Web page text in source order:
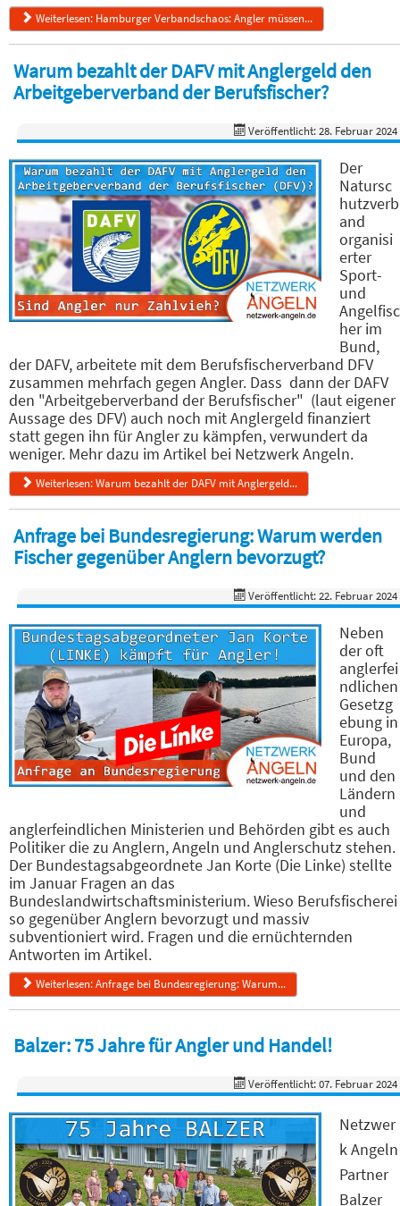
Weiterlesen: Hamburger Verbandschaos: Angler müssen...
Warum bezahlt der DAFV mit Anglergeld den
Arbeitgeberverband der Berufsfischer?
Veröffentlicht: 28. Februar 2024
Der
Natursc
hutzverb
and
organisi
erter
Sport-
und
Angelfisc
her im
Bund,
der DAFV, arbeitete mit dem Berufsfischerverband DFV
zusammen mehrfach gegen Angler. Dass dann der DAFV
den "Arbeitgeberverband der Berufsfischer" (laut eigener
Aussage des DFV) auch noch mit Anglergeld finanziert
statt gegen ihn für Angler zu kämpfen, verwundert da
weniger. Mehr dazu im Artikel bei Netzwerk Angeln.
Weiterlesen: Warum bezahlt der DAFV mit Anglergeld...
Anfrage bei Bundesregierung: Warum werden
Fischer gegenüber Anglern bevorzugt?
Veröffentlicht: 22. Februar 2024
Neben
der oft
anglerfei
ndlichen
Gesetzg
ebung in
Europa,
Bund
und den
Ländern
und
anglerfeindlichen Ministerien und Behörden gibt es auch
Politiker die zu Anglern, Angeln und Anglerschutz stehen.
Der Bundestagsabgeordnete Jan Korte (Die Linke) stellte
im Januar Fragen an das
Bundeslandwirtschaftsministerium. Wieso Berufsfischerei
so gegenüber Anglern bevorzugt und massiv
subventioniert wird. Fragen und die ernüchternden
Antworten im Artikel.
Weiterlesen: Anfrage bei Bundesregierung: Warum...
Balzer: 75 Jahre für Angler und Handel!
Veröffentlicht: 07. Februar 2024
Netzwer
k Angeln
Partner
Balzer